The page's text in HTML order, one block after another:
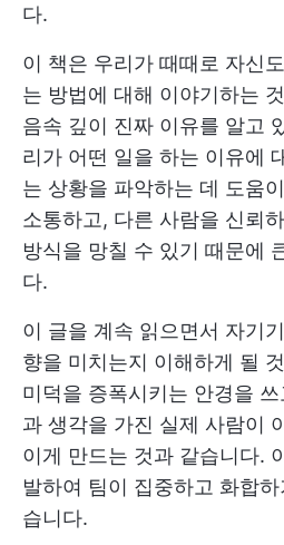
다.
이 책은 우리가 때때로 자신
는 방법에 대해 이야기하는
음속 깊이 진짜 이유를 알고
리가 어떤 일을 하는 이유에
는 상황을 파악하는 데 도움
소통하고, 다른 사람을 신뢰
방식을 망칠 수 있기 때문에
다.
이 글을 계속 읽으면서 자기
향을 미치는지 이해하게 될
미덕을 증폭시키는 안경을
과 생각을 가진 실제 사람이
이게 만드는 것과 같습니다.
발하여 팀이 집중하고 화합
습니다.